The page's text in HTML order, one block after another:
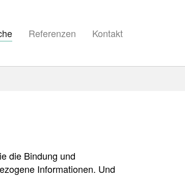
Referenzen Kontakt
die Bindung und
Informationen. Und